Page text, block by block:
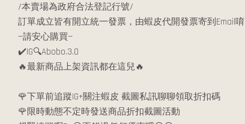
/本賣場為政府合法登記行號/
訂單成立皆有開立統一發票，由蝦皮代開發票寄到Email唷
—請安心購買—
✔️IG🔍Abobo.3.0
🔥最新商品上架資訊都在這兒🔥
🌹下單前追蹤IG+關注蝦皮 截圖私訊聊聊領取折扣碼
🌹限時動態不定時發送商品折扣截圖活動